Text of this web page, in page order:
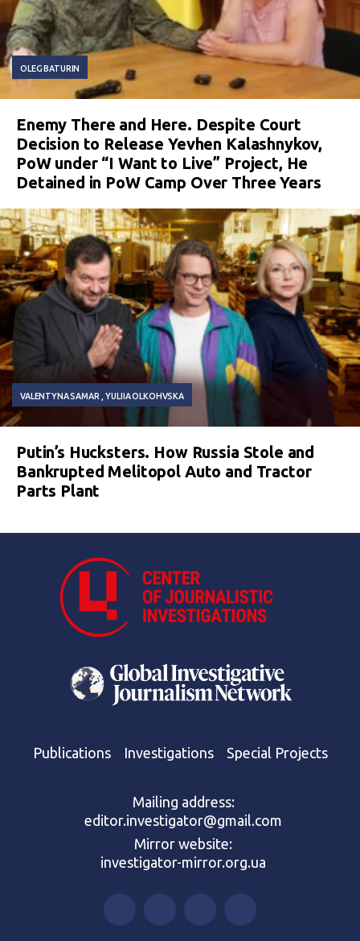
OLEG BATURIN
Enemy There and Here. Despite Court
Decision to Release Yevhen Kalashnykov,
PoW under “I Want to Live” Project, He
Detained in PoW Camp Over Three Years
VALENTYNA SAMAR YULIIA OLKOHVSKA
Putin’s Hucksters. How Russia Stole and
Bankrupted Melitopol Auto and Tractor
Parts Plant
Publications Investigations Special Projects
Mailing address:
editor.investigator@gmail.com
Mirror website:
investigator-mirror.org.ua